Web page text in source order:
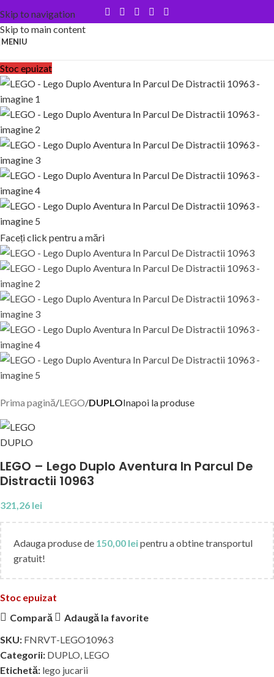
Skip to navigation
Skip to main content
MENIU
Stoc epuizat
Faceți click pentru a mări
Prima pagină LEGO DUPLOInapoi la produse
LEGO – Lego Duplo Aventura In Parcul De
Distractii 10963
321,26 lei
Adauga produse de 150,00 leipentru a obtine transportul
gratuit!
Stoc epuizat
Compară
Adaugă la favorite
SKU: FNRVT-LEGO10963
Categorii: DUPLO, LEGO
Etichetă: lego jucarii